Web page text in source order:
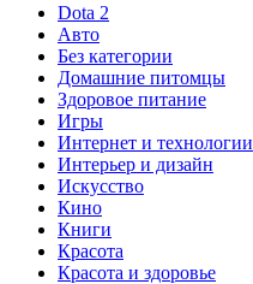
Dota 2
Авто
Без категории
Домашние питомцы
Здоровое питание
Игры
Интернет и технологии
Интерьер и дизайн
Искусство
Кино
Книги
Красота
Красота и здоровье